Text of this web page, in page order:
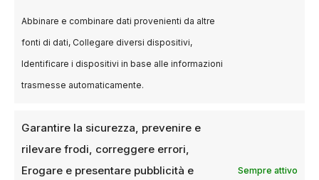
Abbinare e combinare dati provenienti da altre
fonti di dati, Collegare diversi dispositivi,
Identificare i dispositivi in base alle informazioni
trasmesse automaticamente.
Garantire la sicurezza, prevenire e
rilevare frodi, correggere errori,
Erogare e presentare pubblicità e
Sempre attivo
uno dei principali mercati cinematografici
internazionali. Qui produttori, distributori e
piattaforme streaming discutono i progetti
destinati ai prossimi anni.
Eventi Collaterali E
Première Esclusive